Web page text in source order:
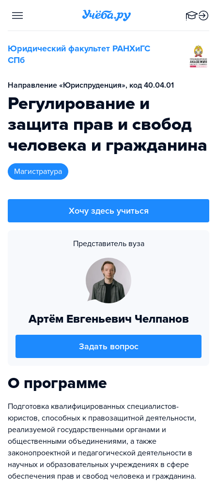
Юридический факультет РАНХиГС
СПб
Направление «Юриспруденция», код 40.04.01
Регулирование и
защита прав и свобод
человека и гражданина
магистратура
Хочу здесь учиться
Представитель вуза
Артём Евгеньевич Челпанов
Задать вопрос
О программе
Подготовка квалифицированных специалистов-
юристов, способных к правозащитной деятельности,
реализуемой государственными органами и
общественными объединениями, а также
законопроектной и педагогической деятельности в
научных и образовательных учреждениях в сфере
обеспечения прав и свобод человека и гражданина.